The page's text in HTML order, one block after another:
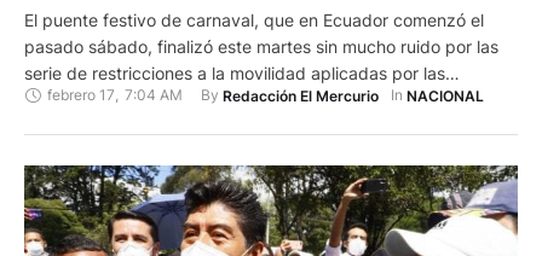
El puente festivo de carnaval, que en Ecuador comenzó el
pasado sábado, finalizó este martes sin mucho ruido por las
serie de restricciones a la movilidad aplicadas por las
autoridades, aunque con la red de hospitales a tope por la
febrero 17, 7:04 AM By Redacción El Mercurio In NACIONAL